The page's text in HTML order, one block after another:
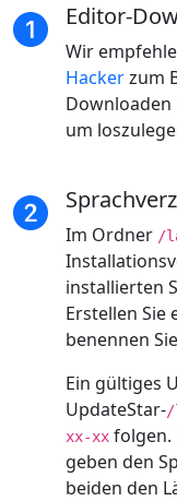
Editor-
Wir
Hackerzum
Downloaden
um
Im Ordner /
installierten
Erstellen Sie
benennen
Ein gültiges
UpdateStar-/
xx-xx folgen.
geben den
beiden den